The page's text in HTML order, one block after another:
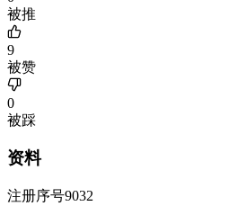
被推
9
被赞
0
被踩
资料
注册序号9032